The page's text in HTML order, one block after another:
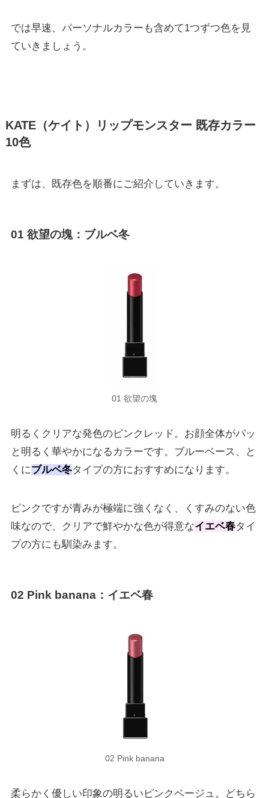
では早速、パーソナルカラーも含めて1つずつ色を見
ていきましょう。
KATE（ケイト）リップモンスター 既存カラー
10色
まずは、既存色を順番にご紹介していきます。
01 欲望の塊：ブルベ冬
01 欲望の塊
明るくクリアな発色のピンクレッド。お顔全体がパッ
と明るく華やかになるカラーです。ブルーベース、と
くにブルベ冬タイプの方におすすめになります。
ピンクですが青みが極端に強くなく、くすみのない色
味なので、クリアで鮮やかな色が得意なイエベ春タイ
プの方にも馴染みます。
02 Pink banana：イエベ春
02 Pink banana
柔らかく優しい印象の明るいピンクベージュ。どちら